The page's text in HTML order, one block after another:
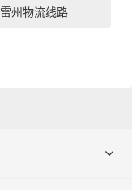
雷州物流线路